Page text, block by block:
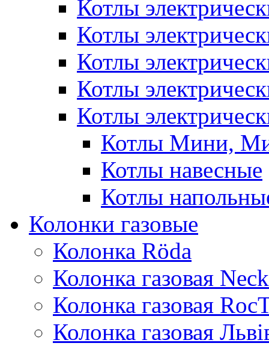
Котлы
Котлы
Котлы
Котлы
Котлы
Котлы Мини,
Котлы навесные
Котлы
Колонки газовые
Колонка Rӧda
Колонка газовая
Колонка газовая
Колонка газовая